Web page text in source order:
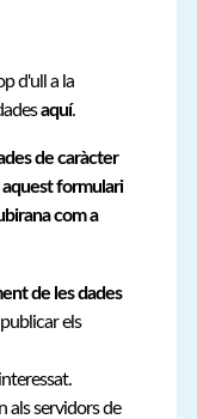
d'ull a la
aquí.
de caràcter
formulari
com a
de les dades
els
als servidors de